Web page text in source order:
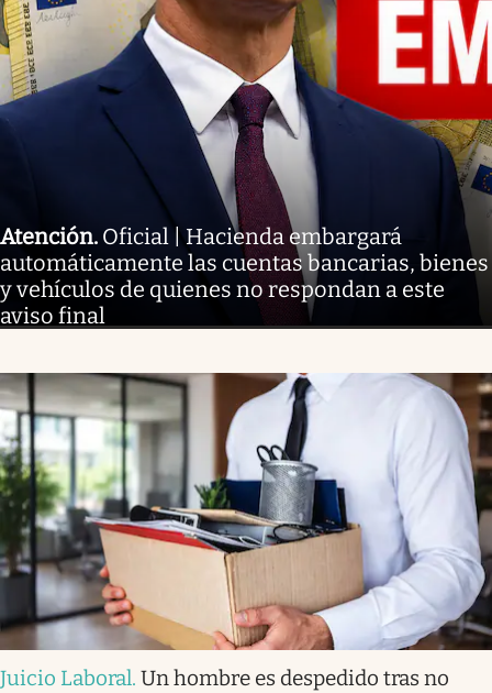
Atención. Oficial | Hacienda embargará
automáticamente las cuentas bancarias, bienes
y vehículos de quienes no respondan a este
aviso final
Juicio Laboral. Un hombre es despedido tras no